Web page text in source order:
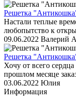
Решетка
Настали теплые
любопытство к
09.06.2022 Валерий
Решетка
Хочу от всего
прошлом месяце
03.06.2022 Юлия
Информация